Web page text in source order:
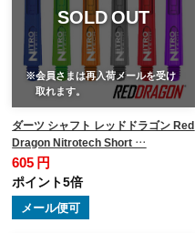
SOLD OUT
※会員さまは再入荷メールを受け
取れます。
ダーツ シャフト レッドドラゴン Red
Dragon Nitrotech Short …
605 円
ポイント5倍
メール便可